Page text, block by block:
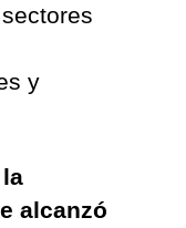
y
alcanzó